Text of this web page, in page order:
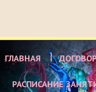
ГЛАВНАЯ
РАСПИСАНИЕ